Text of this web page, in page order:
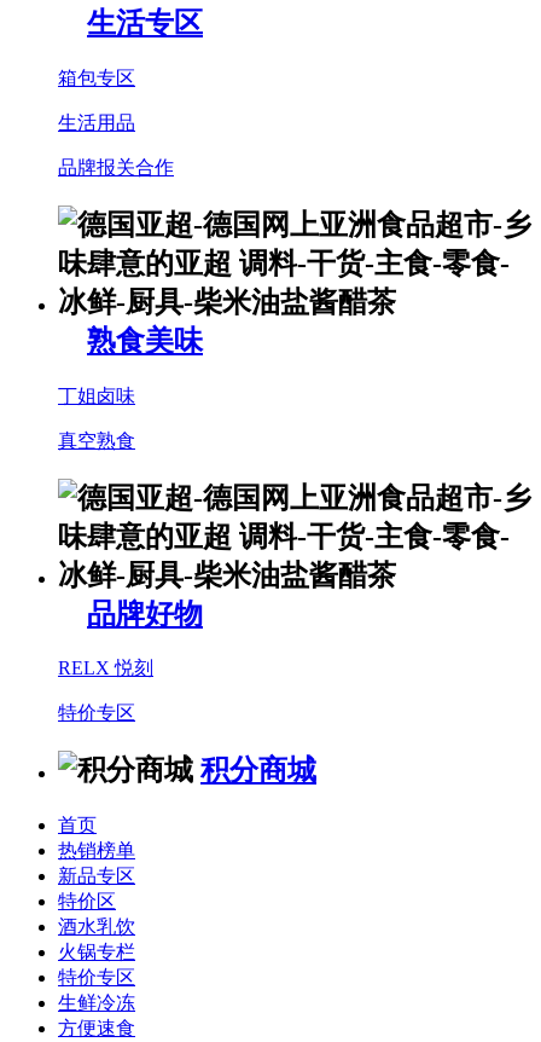
生活专区
箱包专区
生活用品
品牌报关合作
熟食美味
丁姐卤味
真空熟食
品牌好物
RELX 悦刻
特价专区
积分商城
首页
热销榜单
新品专区
特价区
酒水乳饮
火锅专栏
特价专区
生鲜冷冻
方便速食